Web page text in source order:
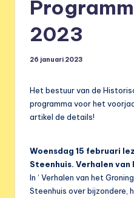
2023
26 januari 2023
Het bestuur van de
programma voor het
artikel de details!
Woensdag 15 februari
Steenhuis. Verhalen
In ‘ Verhalen van het
Steenhuis over bijzondere,